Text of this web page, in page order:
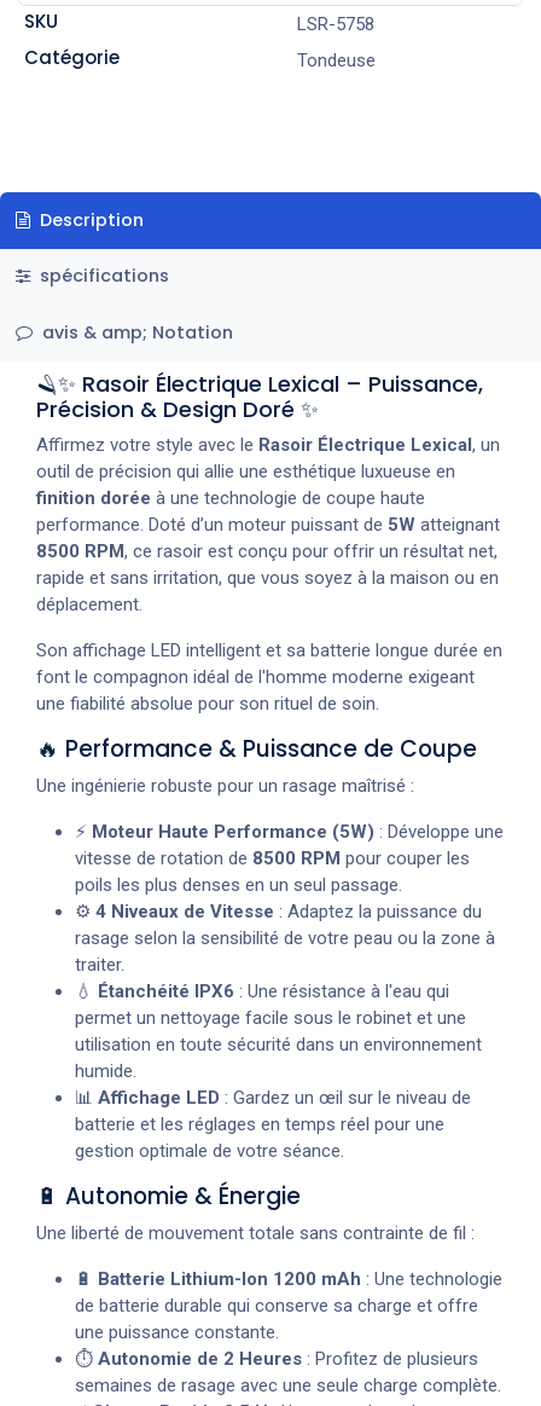
SKU LSR-5758
Catégorie Tondeuse
Description
spécifications
avis & amp; Notation
🪒✨ Rasoir Électrique Lexical – Puissance,
Précision & Design Doré ✨
Affirmez votre style avec le Rasoir Électrique Lexical, un
outil de précision qui allie une esthétique luxueuse en
finition dorée à une technologie de coupe haute
performance. Doté d’un moteur puissant de 5W atteignant
8500 RPM, ce rasoir est conçu pour offrir un résultat net,
rapide et sans irritation, que vous soyez à la maison ou en
déplacement.
Son affichage LED intelligent et sa batterie longue durée en
font le compagnon idéal de l'homme moderne exigeant
une fiabilité absolue pour son rituel de soin.
🔥 Performance & Puissance de Coupe
Une ingénierie robuste pour un rasage maîtrisé :
⚡ Moteur Haute Performance (5W) : Développe une
vitesse de rotation de 8500 RPM pour couper les
poils les plus denses en un seul passage.
⚙️ 4 Niveaux de Vitesse : Adaptez la puissance du
rasage selon la sensibilité de votre peau ou la zone à
traiter.
💧 Étanchéité IPX6 : Une résistance à l'eau qui
permet un nettoyage facile sous le robinet et une
utilisation en toute sécurité dans un environnement
humide.
📊 Affichage LED : Gardez un œil sur le niveau de
batterie et les réglages en temps réel pour une
gestion optimale de votre séance.
🔋 Autonomie & Énergie
Une liberté de mouvement totale sans contrainte de fil :
🔋 Batterie Lithium-Ion 1200 mAh : Une technologie
de batterie durable qui conserve sa charge et offre
une puissance constante.
⏱️ Autonomie de 2 Heures : Profitez de plusieurs
semaines de rasage avec une seule charge complète.